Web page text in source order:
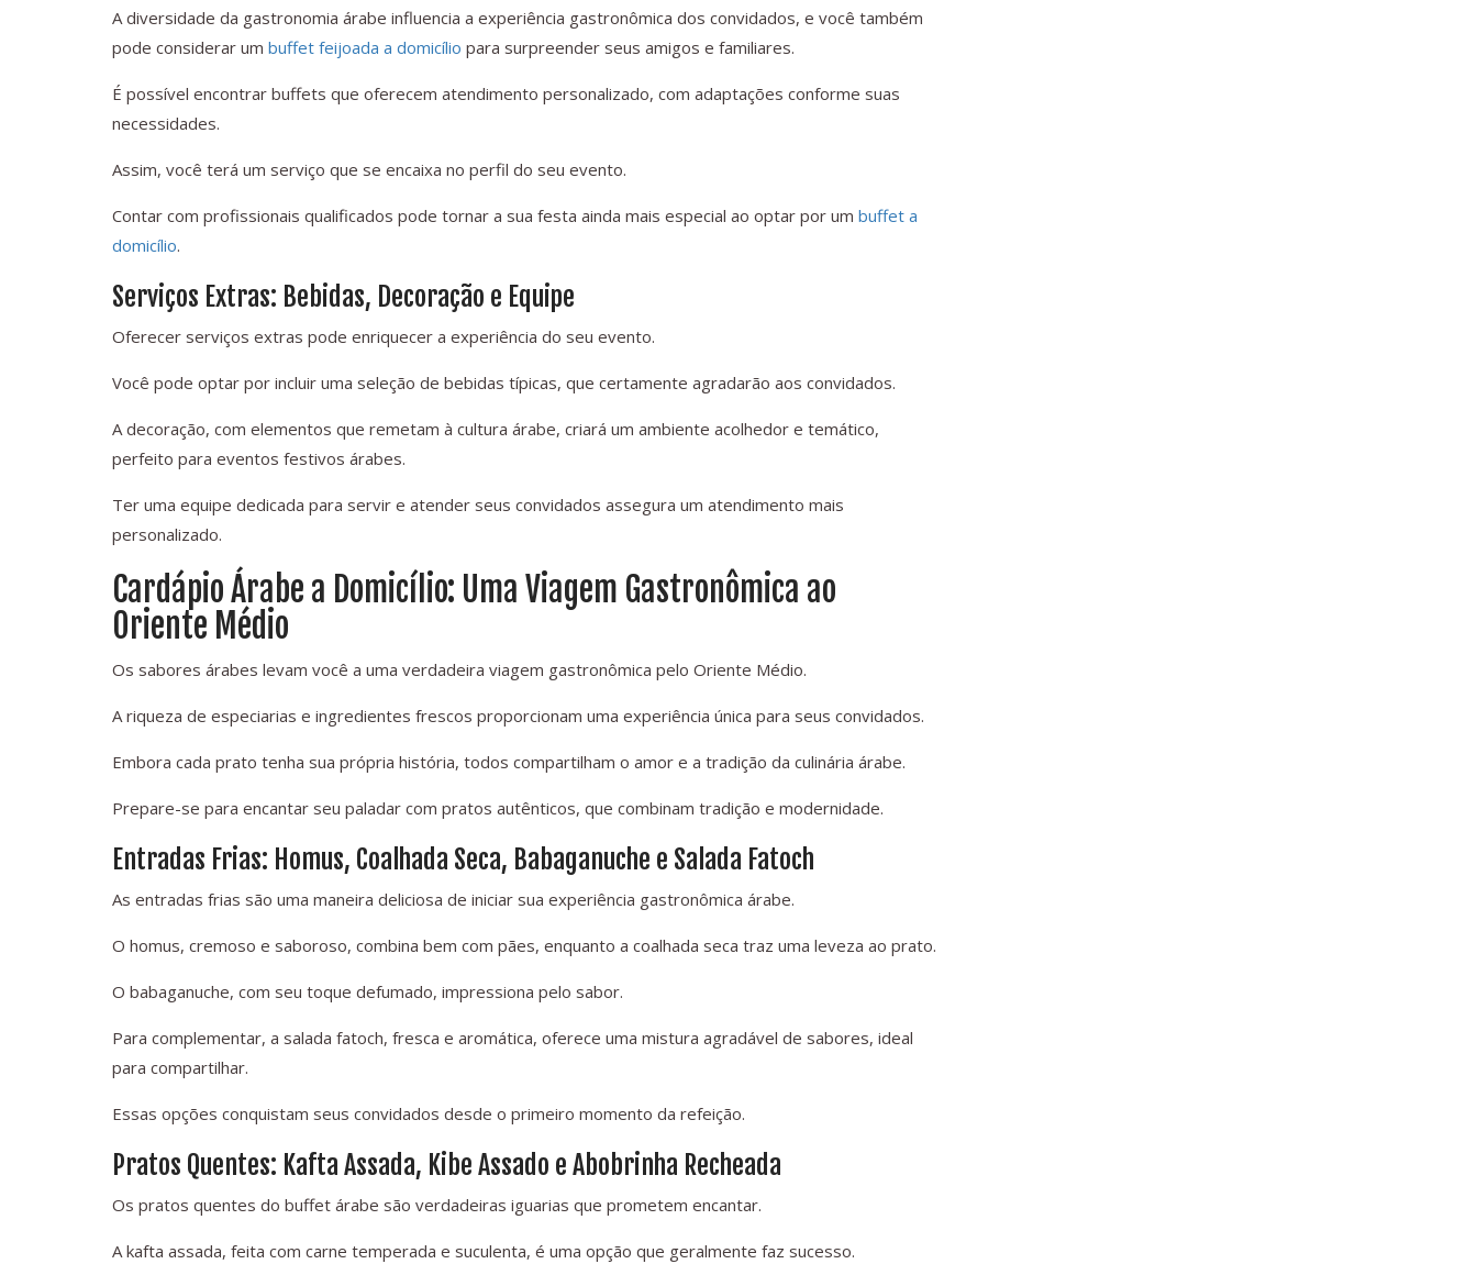
A diversidade da gastronomia árabe influencia a experiência gastronômica dos convidados, e você também
pode considerar um buffet feijoada a domicílio para surpreender seus amigos e familiares.
É possível encontrar buffets que oferecem atendimento personalizado, com adaptações conforme suas
necessidades.
Assim, você terá um serviço que se encaixa no perfil do seu evento.
Contar com profissionais qualificados pode tornar a sua festa ainda mais especial ao optar por um buffet a
domicílio.
Serviços Extras: Bebidas, Decoração e Equipe
Oferecer serviços extras pode enriquecer a experiência do seu evento.
Você pode optar por incluir uma seleção de bebidas típicas, que certamente agradarão aos convidados.
A decoração, com elementos que remetam à cultura árabe, criará um ambiente acolhedor e temático,
perfeito para eventos festivos árabes.
Ter uma equipe dedicada para servir e atender seus convidados assegura um atendimento mais
personalizado.
Cardápio Árabe a Domicílio: Uma Viagem Gastronômica ao
Oriente Médio
Os sabores árabes levam você a uma verdadeira viagem gastronômica pelo Oriente Médio.
A riqueza de especiarias e ingredientes frescos proporcionam uma experiência única para seus convidados.
Embora cada prato tenha sua própria história, todos compartilham o amor e a tradição da culinária árabe.
Prepare-se para encantar seu paladar com pratos autênticos, que combinam tradição e modernidade.
Entradas Frias: Homus, Coalhada Seca, Babaganuche e Salada Fatoch
As entradas frias são uma maneira deliciosa de iniciar sua experiência gastronômica árabe.
O homus, cremoso e saboroso, combina bem com pães, enquanto a coalhada seca traz uma leveza ao prato.
O babaganuche, com seu toque defumado, impressiona pelo sabor.
Para complementar, a salada fatoch, fresca e aromática, oferece uma mistura agradável de sabores, ideal
para compartilhar.
Essas opções conquistam seus convidados desde o primeiro momento da refeição.
Pratos Quentes: Kafta Assada, Kibe Assado e Abobrinha Recheada
Os pratos quentes do buffet árabe são verdadeiras iguarias que prometem encantar.
A kafta assada, feita com carne temperada e suculenta, é uma opção que geralmente faz sucesso.